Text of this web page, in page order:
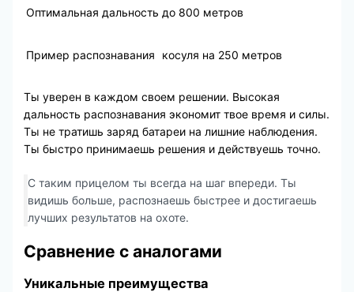
Оптимальная дальность до 800 метров
Пример распознавания косуля на 250 метров
Ты уверен в каждом своем решении. Высокая
дальность распознавания экономит твое время и силы.
Ты не тратишь заряд батареи на лишние наблюдения.
Ты быстро принимаешь решения и действуешь точно.
С таким прицелом ты всегда на шаг впереди. Ты
видишь больше, распознаешь быстрее и достигаешь
лучших результатов на охоте.
Сравнение с аналогами
Уникальные преимущества